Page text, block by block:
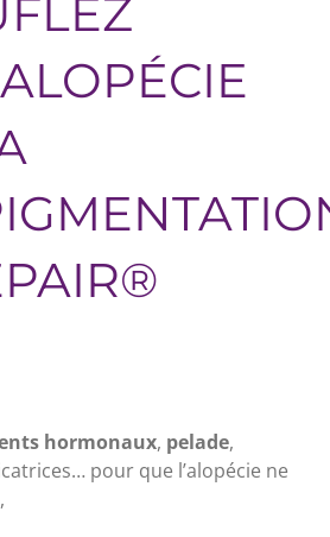
hormonaux, pelade,
pour que l’alopécie ne